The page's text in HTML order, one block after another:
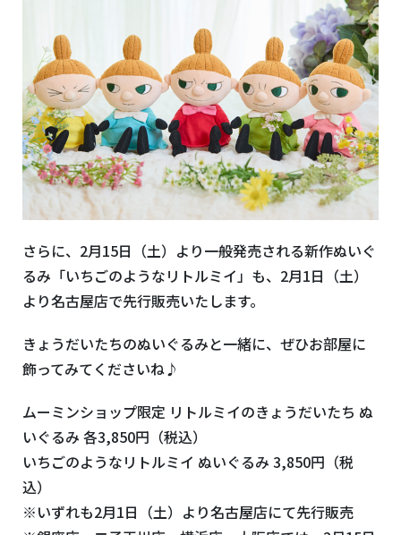
さらに、2月15日（土）より一般発売される新作ぬいぐ
るみ「いちごのようなリトルミイ」も、2月1日（土）
より名古屋店で先行販売いたします。
きょうだいたちのぬいぐるみと一緒に、ぜひお部屋に
飾ってみてくださいね♪
ムーミンショップ限定 リトルミイのきょうだいたち ぬ
いぐるみ 各3,850円（税込）
いちごのようなリトルミイ ぬいぐるみ 3,850円（税
込）
※いずれも2月1日（土）より名古屋店にて先行販売